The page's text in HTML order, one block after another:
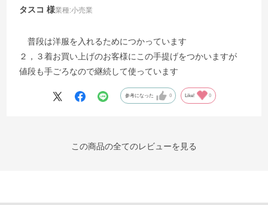
タスコ 業種:小売業
普段は洋服を入れるためにつかっています
２，３着お買い上げのお客様にこの手提げをつかいますが
値段も手ごろなので継続して使っています
参考になった 0 Like! 0
この商品の全てのレビューを見る